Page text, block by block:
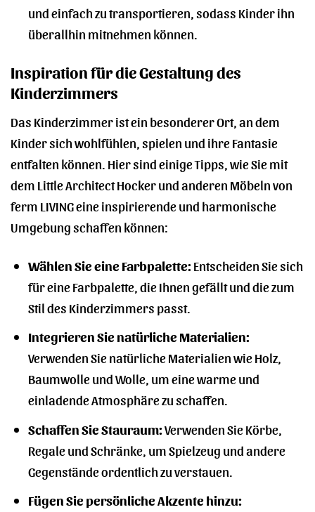
und einfach zu transportieren, sodass Kinder ihn
überallhin mitnehmen können.
Inspiration für die Gestaltung des
Kinderzimmers
Das Kinderzimmer ist ein besonderer Ort, an dem
Kinder sich wohlfühlen, spielen und ihre Fantasie
entfalten können. Hier sind einige Tipps, wie Sie mit
dem Little Architect Hocker und anderen Möbeln von
ferm LIVING eine inspirierende und harmonische
Umgebung schaffen können:
Wählen Sie eine Farbpalette:Entscheiden Sie sich
für eine Farbpalette, die Ihnen gefällt und die zum
Stil des Kinderzimmers passt.
Integrieren Sie natürliche Materialien:
Verwenden Sie natürliche Materialien wie Holz,
Baumwolle und Wolle, um eine warme und
einladende Atmosphäre zu schaffen.
Schaffen Sie Stauraum:Verwenden Sie Körbe,
Regale und Schränke, um Spielzeug und andere
Gegenstände ordentlich zu verstauen.
Fügen Sie persönliche Akzente hinzu: